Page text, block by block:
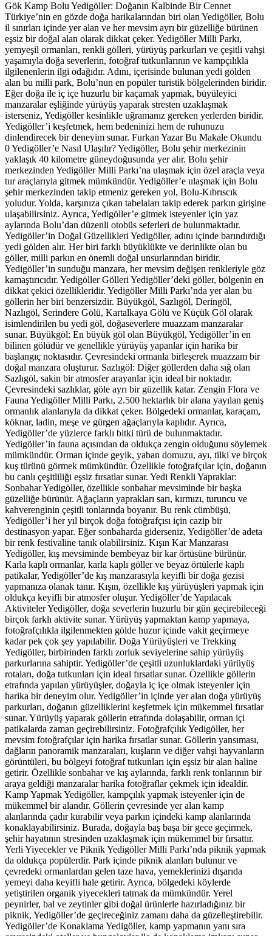
Gök Kamp Bolu Yedigöller: Doğanın Kalbinde Bir Cennet
Türkiye’nin en gözde doğa harikalarından biri olan Yedigöller, Bolu
il sınırları içinde yer alan ve her mevsim ayrı bir güzelliğe bürünen
eşsiz bir doğal alan olarak dikkat çeker. Yedigöller Milli Parkı,
yemyeşil ormanları, renkli gölleri, yürüyüş parkurları ve çeşitli vahşi
yaşamıyla doğa severlerin, fotoğraf tutkunlarının ve kampçılıkla
ilgilenenlerin ilgi odağıdır. Adını, içerisinde bulunan yedi gölden
alan bu milli park, Bolu’nun en popüler turistik bölgelerinden biridir.
Eğer doğa ile iç içe huzurlu bir kaçamak yapmak, büyüleyici
manzaralar eşliğinde yürüyüş yaparak stresten uzaklaşmak
isterseniz, Yedigöller kesinlikle uğramanız gereken yerlerden biridir.
Yedigöller’i keşfetmek, hem bedeninizi hem de ruhunuzu
dinlendirecek bir deneyim sunar. Furkan Yazar Bu Makale Okundu
0 Yedigöller’e Nasıl Ulaşılır? Yedigöller, Bolu şehir merkezinin
yaklaşık 40 kilometre güneydoğusunda yer alır. Bolu şehir
merkezinden Yedigöller Milli Parkı’na ulaşmak için özel araçla veya
tur araçlarıyla gitmek mümkündür. Yedigöller’e ulaşmak için Bolu
şehir merkezinden takip etmeniz gereken yol, Bolu-Kıbrıscık
yoludur. Yolda, karşınıza çıkan tabelaları takip ederek parkın girişine
ulaşabilirsiniz. Ayrıca, Yedigöller’e gitmek isteyenler için yaz
aylarında Bolu’dan düzenli otobüs seferleri de bulunmaktadır.
Yedigöller’in Doğal Güzellikleri Yedigöller, adını içinde barındırdığı
yedi gölden alır. Her biri farklı büyüklükte ve derinlikte olan bu
göller, milli parkın en önemli doğal unsurlarından biridir.
Yedigöller’in sunduğu manzara, her mevsim değişen renkleriyle göz
kamaştırıcıdır. Yedigöller Gölleri Yedigöller’deki göller, bölgenin en
dikkat çekici özellikleridir. Yedigöller Milli Parkı’nda yer alan bu
göllerin her biri benzersizdir. Büyükgöl, Sazlıgöl, Deringöl,
Nazlıgöl, Serindere Gölü, Kartalkaya Gölü ve Küçük Göl olarak
isimlendirilen bu yedi göl, doğaseverlere muazzam manzaralar
sunar. Büyükgöl: En büyük göl olan Büyükgöl, Yedigöller’in en
bilinen gölüdür ve genellikle yürüyüş yapanlar için harika bir
başlangıç noktasıdır. Çevresindeki ormanla birleşerek muazzam bir
doğal manzara oluşturur. Sazlıgöl: Diğer göllerden daha sığ olan
Sazlıgöl, sakin bir atmosfer arayanlar için ideal bir noktadır.
Çevresindeki sazlıklar, göle ayrı bir güzellik katar. Zengin Flora ve
Fauna Yedigöller Milli Parkı, 2.500 hektarlık bir alana yayılan geniş
ormanlık alanlarıyla da dikkat çeker. Bölgedeki ormanlar, karaçam,
köknar, ladin, meşe ve gürgen ağaçlarıyla kaplıdır. Ayrıca,
Yedigöller’de yüzlerce farklı bitki türü de bulunmaktadır.
Yedigöller’in fauna açısından da oldukça zengin olduğunu söylemek
mümkündür. Orman içinde geyik, yaban domuzu, ayı, tilki ve birçok
kuş türünü görmek mümkündür. Özellikle fotoğrafçılar için, doğanın
bu canlı çeşitliliği eşsiz fırsatlar sunar. Yedi Renkli Yapraklar:
Sonbahar Yedigöller, özellikle sonbahar mevsiminde bir başka
güzelliğe bürünür. Ağaçların yaprakları sarı, kırmızı, turuncu ve
kahverenginin çeşitli tonlarında boyanır. Bu renk cümbüşü,
Yedigöller’i her yıl birçok doğa fotoğrafçısı için cazip bir
destinasyon yapar. Eğer sonbaharda giderseniz, Yedigöller’de adeta
bir renk festivaline tanık olabilirsiniz. Kışın Kar Manzarası
Yedigöller, kış mevsiminde bembeyaz bir kar örtüsüne bürünür.
Karla kaplı ormanlar, karla kaplı göller ve beyaz örtülerle kaplı
patikalar, Yedigöller’de kış manzarasıyla keyifli bir doğa gezisi
yapmanıza olanak tanır. Kışın, özellikle kış yürüyüşleri yapmak için
oldukça keyifli bir atmosfer oluşur. Yedigöller’de Yapılacak
Aktiviteler Yedigöller, doğa severlerin huzurlu bir gün geçirebileceği
birçok farklı aktivite sunar. Yürüyüş yapmaktan kamp yapmaya,
fotoğrafçılıkla ilgilenmekten gölde huzur içinde vakit geçirmeye
kadar pek çok şey yapılabilir. Doğa Yürüyüşleri ve Trekking
Yedigöller, birbirinden farklı zorluk seviyelerine sahip yürüyüş
parkurlarına sahiptir. Yedigöller’de çeşitli uzunluklardaki yürüyüş
rotaları, doğa tutkunları için ideal fırsatlar sunar. Özellikle göllerin
etrafında yapılan yürüyüşler, doğayla iç içe olmak isteyenler için
harika bir deneyim olur. Yedigöller’in içinde yer alan doğa yürüyüş
parkurları, doğanın güzelliklerini keşfetmek için mükemmel fırsatlar
sunar. Yürüyüş yaparak göllerin etrafında dolaşabilir, orman içi
patikalarda zaman geçirebilirsiniz. Fotoğrafçılık Yedigöller, her
mevsim fotoğrafçılar için harika fırsatlar sunar. Göllerin yansıması,
dağların panoramik manzaraları, kuşların ve diğer vahşi hayvanların
görüntüleri, bu bölgeyi fotoğraf tutkunları için eşsiz bir alan haline
getirir. Özellikle sonbahar ve kış aylarında, farklı renk tonlarının bir
araya geldiği manzaralar harika fotoğraflar çekmek için idealdir.
Kamp Yapmak Yedigöller, kampçılık yapmak isteyenler için de
mükemmel bir alandır. Göllerin çevresinde yer alan kamp
alanlarında çadır kurabilir veya parkın içindeki kamp alanlarında
konaklayabilirsiniz. Burada, doğayla baş başa bir gece geçirmek,
şehir hayatının stresinden uzaklaşmak için mükemmel bir fırsattır.
Yerli Yiyecekler ve Piknik Yedigöller Milli Parkı’nda piknik yapmak
da oldukça popülerdir. Park içinde piknik alanları bulunur ve
çevredeki ormanlardan gelen taze hava, yemeklerinizi dışarıda
yemeyi daha keyifli hale getirir. Ayrıca, bölgedeki köylerde
yetiştirilen organik yiyecekleri tatmak da mümkündür. Yerel
peynirler, bal ve zeytinler gibi doğal ürünlerle hazırladığınız bir
piknik, Yedigöller’de geçireceğiniz zamanı daha da güzelleştirebilir.
Yedigöller’de Konaklama Yedigöller, kamp yapmanın yanı sıra